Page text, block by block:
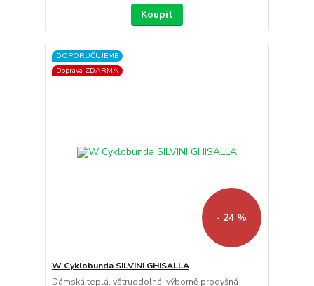
Koupit
DOPORUČUJEME
Doprava ZDARMA
- 24 %
W Cyklobunda SILVINI GHISALLA
Dámská teplá, větruodolná, výborně prodyšná